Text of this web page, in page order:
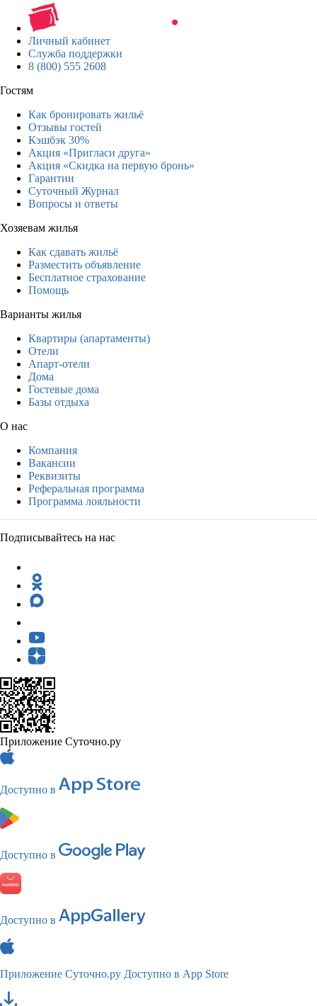
Личный кабинет
Служба поддержки
8 (800) 555 2608
Гостям
Как бронировать жильё
Отзывы гостей
Кэшбэк 30%
Акция «Пригласи друга»
Акция «Скидка на первую бронь»
Гарантии
Суточный Журнал
Вопросы и ответы
Хозяевам жилья
Как сдавать жильё
Разместить объявление
Бесплатное страхование
Помощь
Варианты жилья
Квартиры (апартаменты)
Отели
Апарт-отели
Дома
Гостевые дома
Базы отдыха
О нас
Компания
Вакансии
Реквизиты
Реферальная программа
Программа лояльности
Подписывайтесь на нас
Приложение Суточно.ру
Доступно в
Доступно в
Доступно в
Приложение Суточно.ру Доступно в App Store